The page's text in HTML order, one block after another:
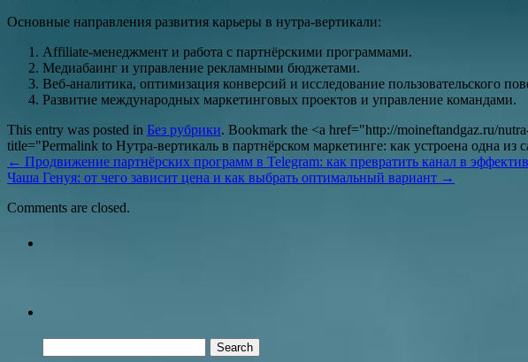
Основные направления развития карьеры в нутра-вертикали:
Affiliate-менеджмент и работа с партнёрскими программами.
Медиабаинг и управление рекламными бюджетами.
Веб-аналитика, оптимизация конверсий и исследование пользовательского
Развитие международных маркетинговых проектов и управление командами.
This entry was posted in Без рубрики. Bookmark the <a href="http://moineftandgaz.ru/
title="Permalink to Нутра-вертикаль в партнёрском маркетинге: как устроена
← Продвижение партнёрских программ в Telegram: как превратить канал в
Чаша Генуя: от чего зависит цена и как выбрать оптимальный вариант →
Comments are closed.